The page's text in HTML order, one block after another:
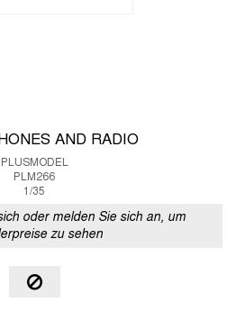
AND RADIO
PLUSMODEL
PLM266
1/35
oder melden Sie sich an, um
zu sehen